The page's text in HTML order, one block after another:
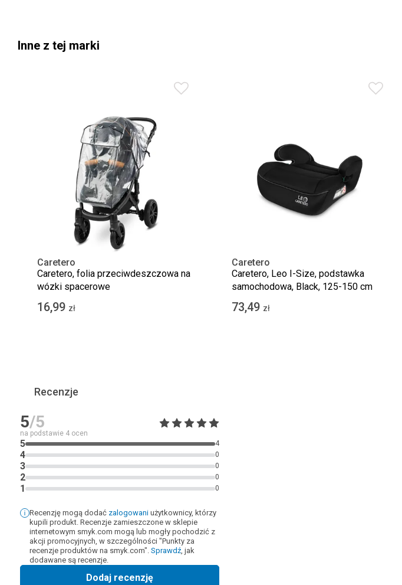
Inne z tej marki
Caretero
Caretero, folia przeciwdeszczowa na
wózki spacerowe
16,99 zł
Caretero
Caretero, Leo I-Size, podstawka
samochodowa, Black, 125-150 cm
73,49 zł
Recenzje
5/5
na podstawie 4 ocen
5 4
4 0
3 0
2 0
1 0
Recenzję mogą dodać zalogowani użytkownicy, którzy
kupili produkt. Recenzje zamieszczone w sklepie
internetowym smyk.com mogą lub mogły pochodzić z
akcji promocyjnych, w szczególności "Punkty za
recenzje produktów na smyk.com". Sprawdź, jak
dodawane są recenzje.
Dodaj recenzję